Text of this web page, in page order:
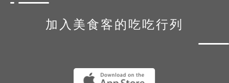
加入美食客的吃吃行列